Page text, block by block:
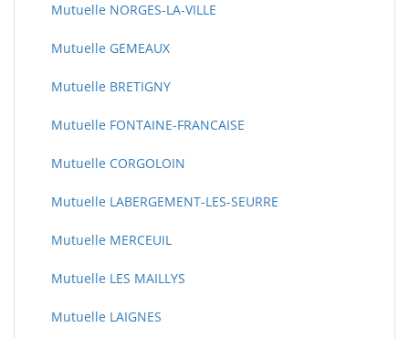
Mutuelle NORGES-LA-VILLE
Mutuelle GEMEAUX
Mutuelle BRETIGNY
Mutuelle FONTAINE-FRANCAISE
Mutuelle CORGOLOIN
Mutuelle LABERGEMENT-LES-SEURRE
Mutuelle MERCEUIL
Mutuelle LES MAILLYS
Mutuelle LAIGNES